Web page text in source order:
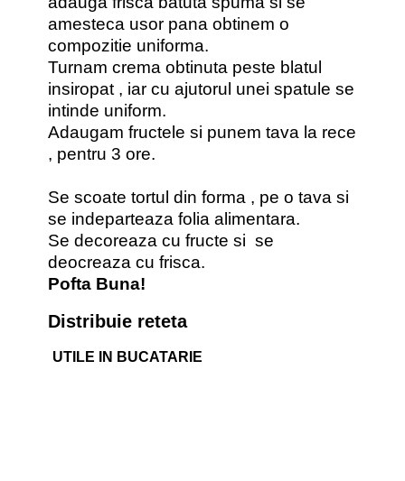
amesteca usor pana obtinem o
compozitie uniforma.
Turnam crema obtinuta peste blatul
insiropat , iar cu ajutorul unei spatule se
intinde uniform.
Adaugam fructele si punem tava la rece
, pentru 3 ore.
Se scoate tortul din forma , pe o tava si
se indeparteaza folia alimentara.
Se decoreaza cu fructe si se
deocreaza cu frisca.
Pofta Buna!
Distribuie reteta
UTILE IN BUCATARIE